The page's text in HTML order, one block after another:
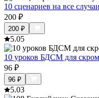
10 сценариев на все
200 ₽
200 ₽
5.05
10 уроков БДСМ для
96 ₽
96 ₽
5.03